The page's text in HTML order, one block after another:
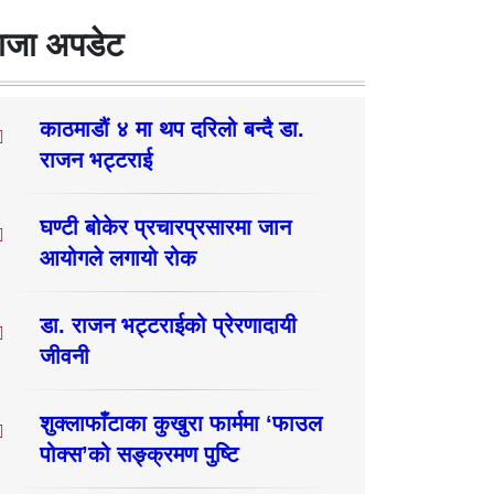
अपडेट
काठमाडौं ४ मा थप दरिलो बन्दै डा.
राजन भट्टराई
घण्टी बोकेर प्रचारप्रसारमा जान
आयोगले लगायो रोक
डा. राजन भट्टराईको प्रेरणादायी
जीवनी
शुक्लाफाँटाका कुखुरा फार्ममा ‘फाउल
पोक्स’को सङ्क्रमण पुष्टि